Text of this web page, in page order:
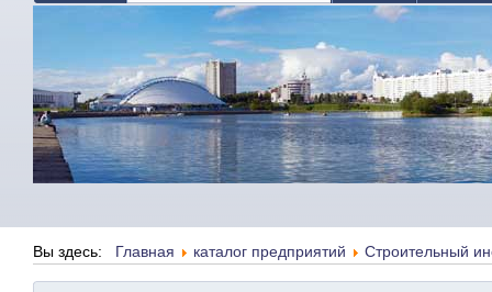
Вы здесь: Главная каталог предприятий Строительный